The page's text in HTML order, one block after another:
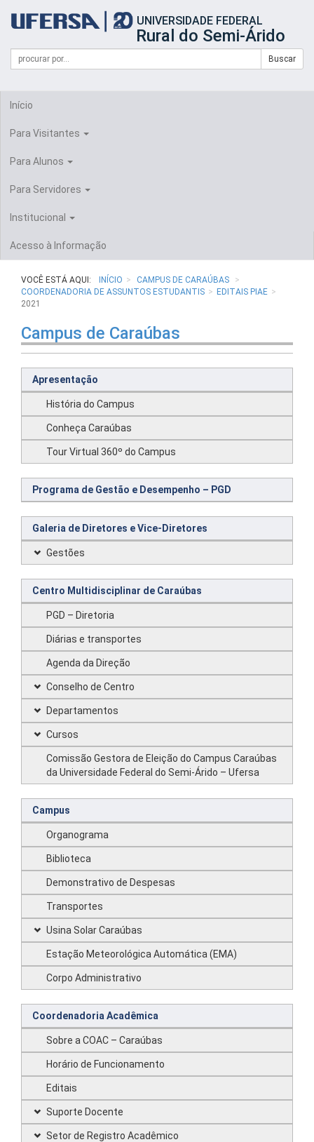
portal
UFERSA
UNIVERSIDADE FEDERAL
Rural do Semi-Árido
Formulário
Busca
Campo
de
Buscar
Início
Para Visitantes
Para Alunos
Para Servidores
Institucional
Acesso à Informação
VOCÊ ESTÁ AQUI: INÍCIO
CAMPUS DE CARAÚBAS
COORDENADORIA DE ASSUNTOS ESTUDANTIS
EDITAIS PIAE
2021
Campus de Caraúbas
Apresentação
História do Campus
Conheça Caraúbas
Tour Virtual 360º do Campus
Programa de Gestão e Desempenho – PGD
Galeria de Diretores e Vice-Diretores
Gestões
Centro Multidisciplinar de Caraúbas
PGD – Diretoria
Diárias e transportes
Agenda da Direção
Conselho de Centro
Departamentos
Cursos
Comissão Gestora de Eleição do Campus Caraúbas
da Universidade Federal do Semi-Árido – Ufersa
Campus
Organograma
Biblioteca
Demonstrativo de Despesas
Transportes
Usina Solar Caraúbas
Estação Meteorológica Automática (EMA)
Corpo Administrativo
Coordenadoria Acadêmica
Sobre a COAC – Caraúbas
Horário de Funcionamento
Editais
Suporte Docente
Setor de Registro Acadêmico